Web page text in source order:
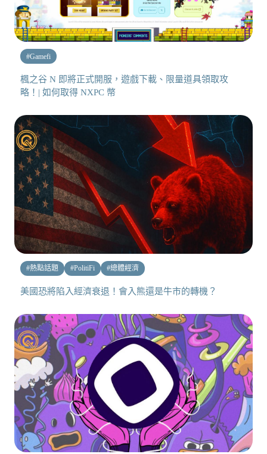
#Gamefi
楓之谷 N 即將正式開服，遊戲下載、限量道具領取攻
略！| 如何取得 NXPC 幣
#熱點話題 #PolitiFi #總體經濟
美國恐將陷入經濟衰退！會入熊還是牛市的轉機？